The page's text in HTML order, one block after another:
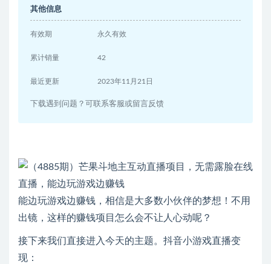
其他信息
有效期 永久有效
累计销量 42
最近更新 2023年11月21日
下载遇到问题？可联系客服或留言反馈
能边玩游戏边赚钱，相信是大多数小伙伴的梦想！不用
出镜，这样的赚钱项目怎么会不让人心动呢？
接下来我们直接进入今天的主题。抖音小游戏直播变
现：